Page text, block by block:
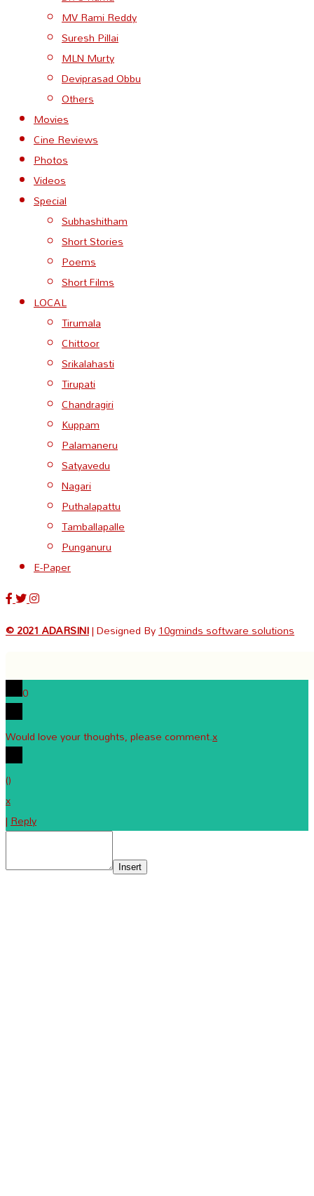
MV Rami Reddy
Suresh Pillai
MLN Murty
Deviprasad Obbu
Others
Movies
Cine Reviews
Photos
Videos
Special
Subhashitham
Short Stories
Poems
Short Films
LOCAL
Tirumala
Chittoor
Srikalahasti
Tirupati
Chandragiri
Kuppam
Palamaneru
Satyavedu
Nagari
Puthalapattu
Tamballapalle
Punganuru
E-Paper
© 2021 ADARSINI| Designed By10gminds software solutions
0
Would love your thoughts, please comment.x
()
x
|Reply
Insert